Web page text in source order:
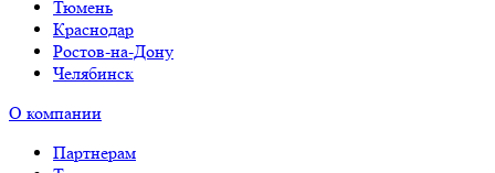
Тюмень
Краснодар
Ростов-на-Дону
Челябинск
О компании
Партнерам